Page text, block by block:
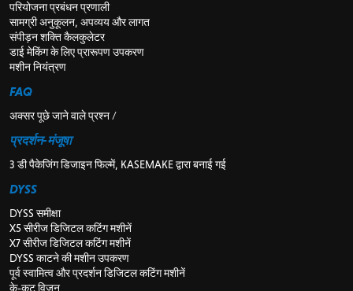
परियोजना प्रबंधन प्रणाली
सामग्री अनुकूलन, अपव्यय और लागत
संपीड़न शक्ति कैलकुलेटर
डाई मेकिंग के लिए प्रारूपण उपकरण
मशीन नियंत्रण
FAQ
अक्सर पूछे जाने वाले प्रश्न /
प्रदर्शन-मंजूषा
3 डी पैकेजिंग डिजाइन फिल्में, KASEMAKE द्वारा बनाई गई
DYSS
DYSS समीक्षा
X5 सीरीज डिजिटल कटिंग मशीनें
X7 सीरीज डिजिटल कटिंग मशीनें
DYSS काटने की मशीन उपकरण
पूर्व स्वामित्व और प्रदर्शन डिजिटल कटिंग मशीनें
के-कट विजन